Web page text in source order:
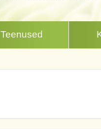
Teenused